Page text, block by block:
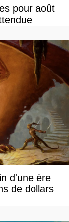
pour août
d'une ère
de dollars